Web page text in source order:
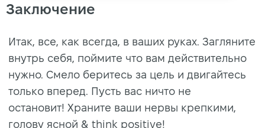
Заключение
Итак, все, как всегда, в ваших руках. Загляните
внутрь себя, поймите что вам действительно
нужно. Смело беритесь за цель и двигайтесь
только вперед. Пусть вас ничто не
остановит! Храните ваши нервы крепкими,
голову ясной & think positive!